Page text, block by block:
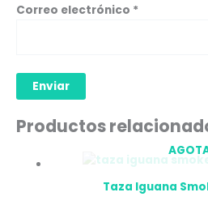
Correo electrónico *
Productos
Taza Iguana